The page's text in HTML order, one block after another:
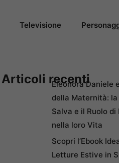
Televisione
Articoli recenti
Eleonora Daniele
della Maternità:
Salva e il Ruolo di
nella loro Vita
Scopri l’Ebook
Letture Estive in